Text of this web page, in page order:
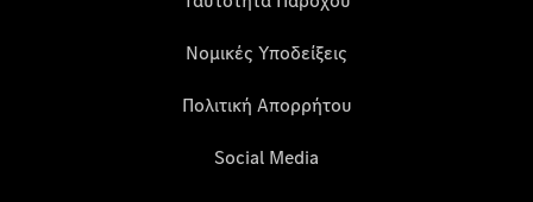
Νομικές Υποδείξεις
Πολιτική Απορρήτου
Social Media